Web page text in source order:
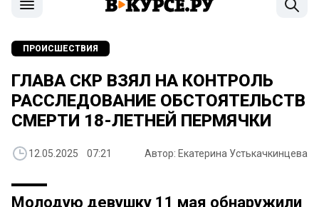
ПРОИСШЕСТВИЯ
ГЛАВА СКР ВЗЯЛ НА КОНТРОЛЬ
РАССЛЕДОВАНИЕ ОБСТОЯТЕЛЬСТВ
СМЕРТИ 18-ЛЕТНЕЙ ПЕРМЯЧКИ
12.05.2025 07:21 Автор: Екатерина Устькачкинцева
Молодую девушку 11 мая обнаружили